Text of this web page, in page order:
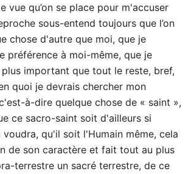
vue qu’on se place pour m'accuser
sous-entend toujours que l’on
chose d'autre que moi, que je
préférence à moi-même, que je
important que tout le reste, bref,
quoi je devrais chercher mon
à-dire quelque chose de « saint »,
ce sacro-saint soit d'ailleurs si
voudra, qu'il soit l'Humain même, cela
de son caractère et fait tout au plus
terrestre un sacré terrestre, de ce